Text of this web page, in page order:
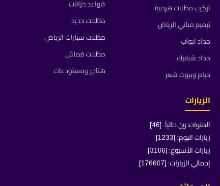
تركيب مظلات هرمية
ترميم مباني الرياض
حداد ابواب
حداد شبابيك
خيام وبيوت شعر
قواعد خزانات
مظلات حديد
مظلات سيارات الرياض
مظلات قماش
هناجر ومستودعات
الزيارات
المتواجدون حالياً: [46]
زيارات اليوم: [1233]
زيارات الأسبوع: [3106]
إجمالي الزيارات: [176607]